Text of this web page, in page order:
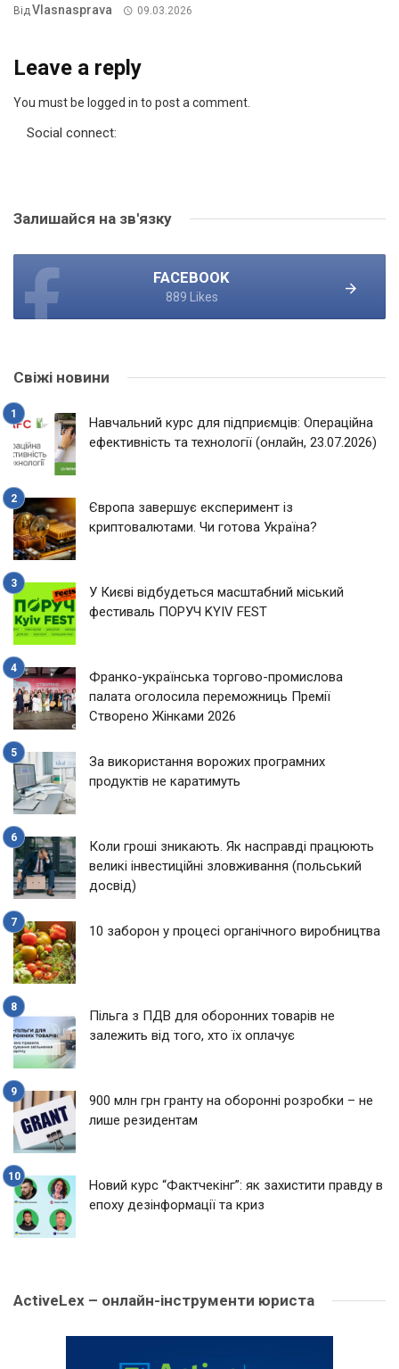
ВідVlasnasprava 09.03.2026
Leave a reply
You must be logged in to post a comment.
Social connect:
Залишайся на зв'язку
FACEBOOK
889 Likes
Свіжі новини
Навчальний курс для підприємців: Операційна
ефективність та технології (онлайн, 23.07.2026)
Європа завершує експеримент із
криптовалютами. Чи готова Україна?
У Києві відбудеться масштабний міський
фестиваль ПОРУЧ KYIV FEST
Франко-українська торгово-промислова
палата оголосила переможниць Премії
Створено Жінками 2026
За використання ворожих програмних
продуктів не каратимуть
Коли гроші зникають. Як насправді працюють
великі інвестиційні зловживання (польський
досвід)
10 заборон у процесі органічного виробництва
Пільга з ПДВ для оборонних товарів не
залежить від того, хто їх оплачує
900 млн грн гранту на оборонні розробки – не
лише резидентам
Новий курс “Фактчекінг”: як захистити правду в
епоху дезінформації та криз
ActiveLex – онлайн-інструменти юриста